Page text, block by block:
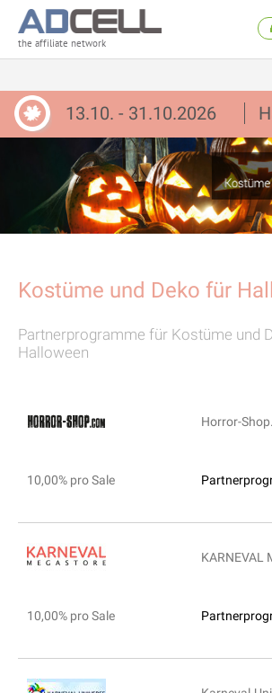
the affiliate network
13.10. - 31.10.2026
Kostüme und Deko für
Partnerprogramme für Kostüme und
Halloween
Horror-
10,00% pro Sale
KARNEVAL
10,00% pro Sale